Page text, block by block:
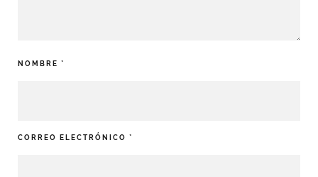
NOMBRE *
CORREO ELECTRÓNICO *